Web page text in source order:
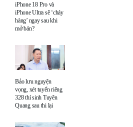
iPhone 18 Pro và
iPhone Ultra sẽ ‘cháy
hàng’ ngay sau khi
mở bán?
Bảo lưu nguyện
vọng, xét tuyển riêng
328 thí sinh Tuyên
Quang sau thi lại